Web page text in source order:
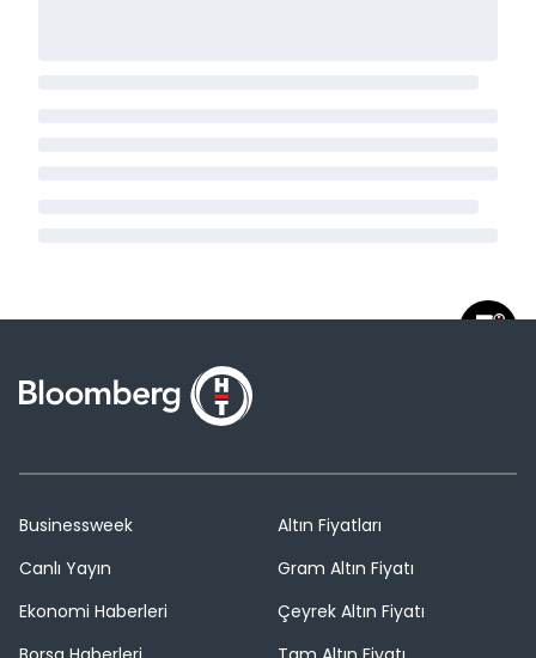
Businessweek
Canlı Yayın
Ekonomi Haberleri
Altın Fiyatları
Gram Altın Fiyatı
Çeyrek Altın Fiyatı